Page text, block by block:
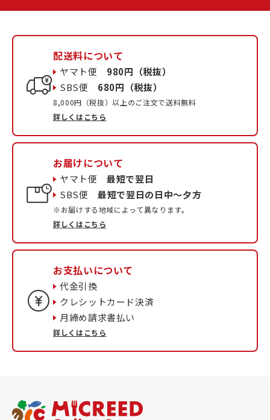
配送料について
ヤマト便 980円（税抜）
SBS便 680円（税抜）
8,000円（税抜）以上のご注文で送料無料
詳しくはこちら
お届けについて
ヤマト便最短で翌日
SBS便最短で翌日の日中〜夕方
※お届けする地域によって異なります。
詳しくはこちら
お支払いについて
代金引換
クレシットカード決済
月締め請求書払い
詳しくはこちら